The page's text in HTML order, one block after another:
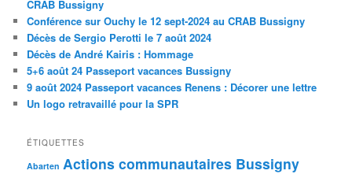
CRAB Bussigny
Conférence sur Ouchy le 12 sept-2024 au CRAB Bussigny
Décès de Sergio Perotti le 7 août 2024
Décès de André Kairis : Hommage
5+6 août 24 Passeport vacances Bussigny
9 août 2024 Passeport vacances Renens : Décorer une lettre
Un logo retravaillé pour la SPR
ÉTIQUETTES
Abarten Actions communautaires Bussigny